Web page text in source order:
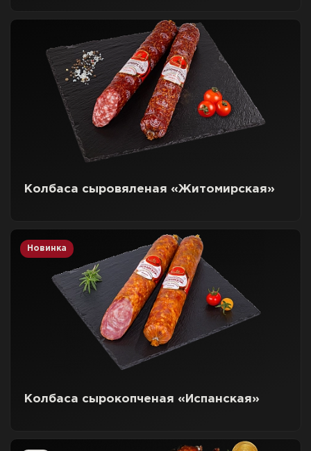
Колбаса сыровяленая «Житомирская»
Новинка
Колбаса сырокопченая «Испанская»